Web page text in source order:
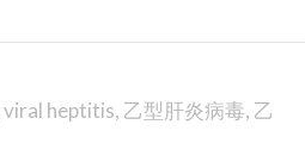
viral heptitis, 乙型肝炎病毒, 乙